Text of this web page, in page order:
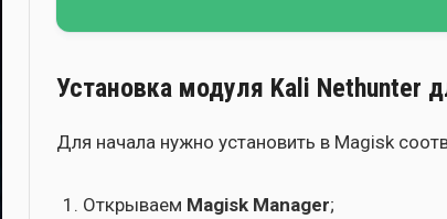
Установка модуля Kali Nethunter
Для нача­ла нуж­но уста­но­вить в Magisk
Откры­ва­ем Magisk Manager;